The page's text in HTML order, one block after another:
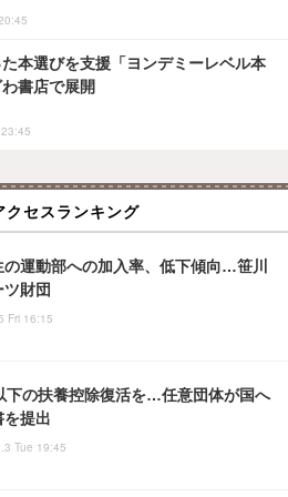
本選びを支援「ヨンデミーレベル本
書店で展開
クセスランキング
の運動部への加入率、低下傾向…笹川
ツ財団
Fri 16:15
下の扶養控除復活を…任意団体が国へ
を提出
Tue 19:45